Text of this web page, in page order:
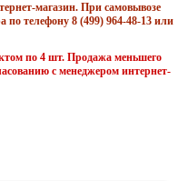
магазин. При самовывозе
по телефону 8 (499) 964-48-13 или
по 4 шт. Продажа меньшего
с менеджером интернет-